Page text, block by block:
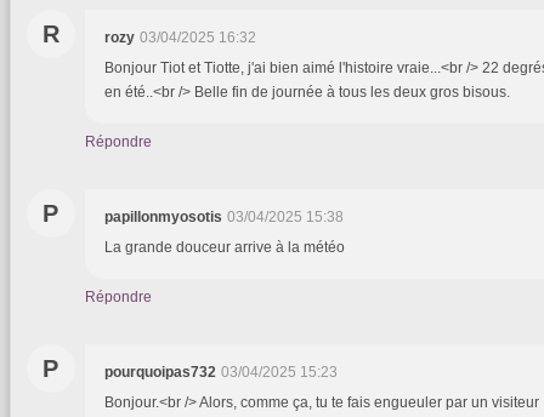
R rozy 03/04/2025 16:32
Bonjour Tiot et Tiotte, j'ai bien aimé l'histoire vraie...<br /> 22
en été..<br /> Belle fin de journée à tous les deux gros bisous.
Répondre
P papillonmyosotis 03/04/2025 15:38
La grande douceur arrive à la météo
Répondre
P pourquoipas732 03/04/2025 15:23
Bonjour.<br /> Alors, comme ça, tu te fais engueuler par un